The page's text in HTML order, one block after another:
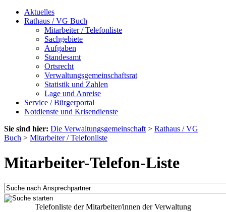
Aktuelles
Rathaus / VG Buch
Mitarbeiter / Telefonliste
Sachgebiete
Aufgaben
Standesamt
Ortsrecht
Verwaltungsgemeinschaftsrat
Statistik und Zahlen
Lage und Anreise
Service / Bürgerportal
Notdienste und Krisendienste
Sie sind hier: Die Verwaltungsgemeinschaft > Rathaus / VG
Buch > Mitarbeiter / Telefonliste
Mitarbeiter-Telefon-Liste
Telefonliste der Mitarbeiter/innen der Verwaltung